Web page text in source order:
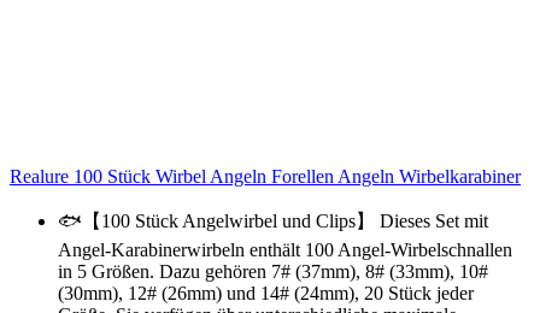
Realure 100 Stück Wirbel Angeln Forellen Angeln Wirbelkarabiner
🐟【100 Stück Angelwirbel und Clips】 Dieses Set mit
Angel-Karabinerwirbeln enthält 100 Angel-Wirbelschnallen
in 5 Größen. Dazu gehören 7# (37mm), 8# (33mm), 10#
(30mm), 12# (26mm) und 14# (24mm), 20 Stück jeder